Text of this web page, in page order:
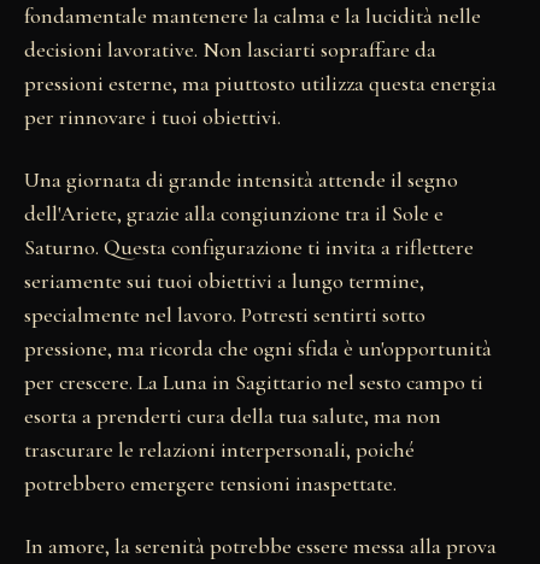
fondamentale mantenere la calma e la lucidità nelle
decisioni lavorative. Non lasciarti sopraffare da
pressioni esterne, ma piuttosto utilizza questa energia
per rinnovare i tuoi obiettivi.
Una giornata di grande intensità attende il segno
dell'Ariete, grazie alla congiunzione tra il Sole e
Saturno. Questa configurazione ti invita a riflettere
seriamente sui tuoi obiettivi a lungo termine,
specialmente nel lavoro. Potresti sentirti sotto
pressione, ma ricorda che ogni sfida è un'opportunità
per crescere. La Luna in Sagittario nel sesto campo ti
esorta a prenderti cura della tua salute, ma non
trascurare le relazioni interpersonali, poiché
potrebbero emergere tensioni inaspettate.
In amore, la serenità potrebbe essere messa alla prova